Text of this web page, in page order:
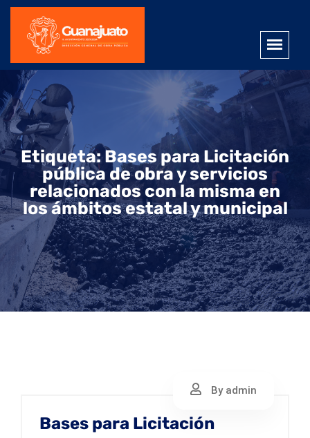
Etiqueta:Bases para Licitación
pública de obra y servicios
relacionados con la misma en
los ámbitos estatal y municipal
By admin
Bases para Licitación